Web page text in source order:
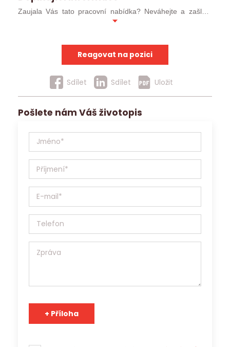
Zaujala Vás tato pracovní nabídka? Neváhejte a zašlete
svůj profesní životopis ve formátu MS WORD (ideálně
kontaktovat přímo svého konzultanta.
kontaktovat obratem. Ostatní uchazeče budeme
kontaktovat v případě, že pro ně nalezneme jinou vhodnou
zpracovávat v souladu se Zákonem o ochraně osobních
údajů 110/2019 Sb. a v souladu s Obecným nařízením o
ochraně osobních údajů (EU) 2016/679, a to výhradně za
účelem prezentace potenciálním zaměstnavatelům a
agentura s platným povolením Generálního ředitelství
Úřadu práce ČR a osobní údaje může v souladu s účelem
Reagovat na pozici
Sdílet Sdílet Uložit
Pošlete nám Váš životopis